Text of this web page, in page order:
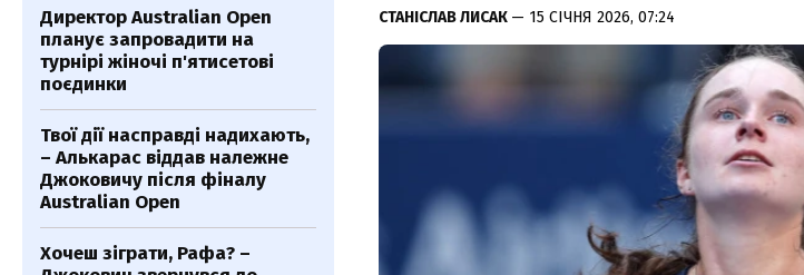
СТАНІСЛАВ ЛИСАК — 15 СІЧНЯ 2026, 07:24
Директор Australian Open
планує запровадити на
турнірі жіночі п'ятисетові
поєдинки
Твої дії насправді надихають,
– Алькарас віддав належне
Джоковичу після фіналу
Australian Open
Хочеш зіграти, Рафа? –